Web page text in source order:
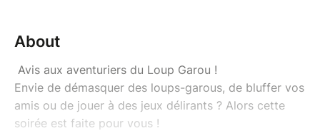
About
Avis aux aventuriers du Loup Garou !
Envie de démasquer des loups-garous, de bluffer vos
amis ou de jouer à des jeux délirants ? Alors cette
soirée est faite pour vous !